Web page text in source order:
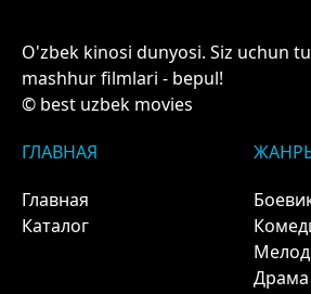
O'zbek kinosi dunyosi. Siz uchun
mashhur filmlari - bepul!
© best uzbek movies
ГЛАВНАЯ
Главная
Каталог
Драма